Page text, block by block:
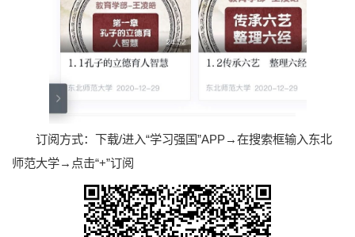
订阅方式：下载/进入“学习强国”APP→在搜索框输入东北
师范大学→点击“+”订阅